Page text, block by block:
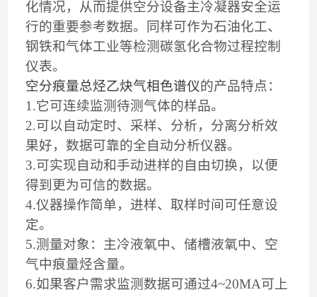
化情况，从而提供空分设备主冷凝器安全运
行的重要参考数据。同样可作为石油化工、
钢铁和气体工业等检测碳氢化合物过程控制
仪表。
空分痕量总烃乙炔气相色谱仪的产品特点：
1.它可连续监测待测气体的样品。
2.可以自动定时、采样、分析，分离分析效
果好，数据可靠的全自动分析仪器。
3.可实现自动和手动进样的自由切换，以便
得到更为可信的数据。
4.仪器操作简单，进样、取样时间可任意设
定。
5.测量对象：主冷液氧中、储槽液氧中、空
气中痕量烃含量。
6.如果客户需求监测数据可通过4~20MA可上